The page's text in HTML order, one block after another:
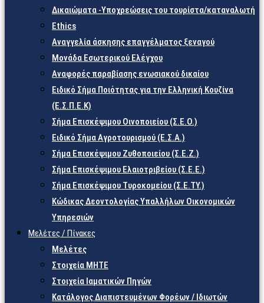
Δικαιώματα -Υποχρεώσεις του τουρίστα/καταναλωτή
Ethics
Αναγγελία άσκησης επαγγέλματος ξεναγού
Μονάδα Εσωτερικού Ελέγχου
Αναφορές παραβίασης ενωσιακού δικαίου
Ειδικό Σήμα Ποιότητας για την Ελληνική Κουζίνα
(Ε.Σ.Π.Ε.Κ)
Σήμα Επισκέψιμου Οινοποιείου (Σ.Ε.Ο.)
Ειδικό Σήμα Αγροτουρισμού (Ε.Σ.Α.)
Σήμα Επισκέψιμου Ζυθοποιείου (Σ.Ε.Ζ.)
Σήμα Επισκέψιμου Ελαιοτριβείου (Σ.Ε.Ε.)
Σήμα Επισκέψιμου Τυροκομείου (Σ.Ε.TY.)
Κώδικας Δεοντολογίας Υπαλλήλων Οικονομικών
Υπηρεσιών
Μελέτες / Πίνακες
Μελέτες
Στοιχεία ΜΗΤΕ
Στοιχεία Ιαματικών Πηγών
Κατάλογος Διαπιστευμένων Φορέων / Ιδιωτών